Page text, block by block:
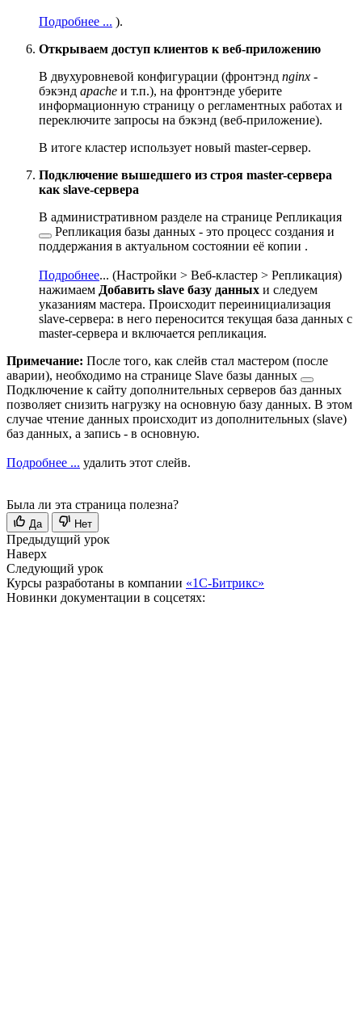
Подробнее ... ).
Открываем доступ клиентов к веб-приложению
В двухуровневой конфигурации (фронтэнд nginx -
бэкэнд apache и т.п.), на фронтэнде уберите
информационную страницу о регламентных работах и
переключите запросы на бэкэнд (веб-приложение).
В итоге кластер использует новый master-сервер.
Подключение вышедшего из строя master-сервера
как slave-сервера
В административном разделе на странице Репликация
Репликация базы данных - это процесс создания и
поддержания в актуальном состоянии её копии .
Подробнее... (Настройки > Веб-кластер > Репликация)
нажимаем Добавить slave базу данных и следуем
указаниям мастера. Происходит переинициализация
slave-сервера: в него переносится текущая база данных с
master-сервера и включается репликация.
Примечание: После того, как слейв стал мастером (после
аварии), необходимо на странице Slave базы данных
Подключение к сайту дополнительных серверов баз данных
позволяет снизить нагрузку на основную базу данных. В этом
случае чтение данных происходит из дополнительных (slave)
баз данных, а запись - в основную.
Подробнее ... удалить этот слейв.
Была ли эта страница полезна?
Да Нет
Предыдущий урок
Наверх
Следующий урок
Курсы разработаны в компании «1С-Битрикс»
Новинки документации в соцсетях: